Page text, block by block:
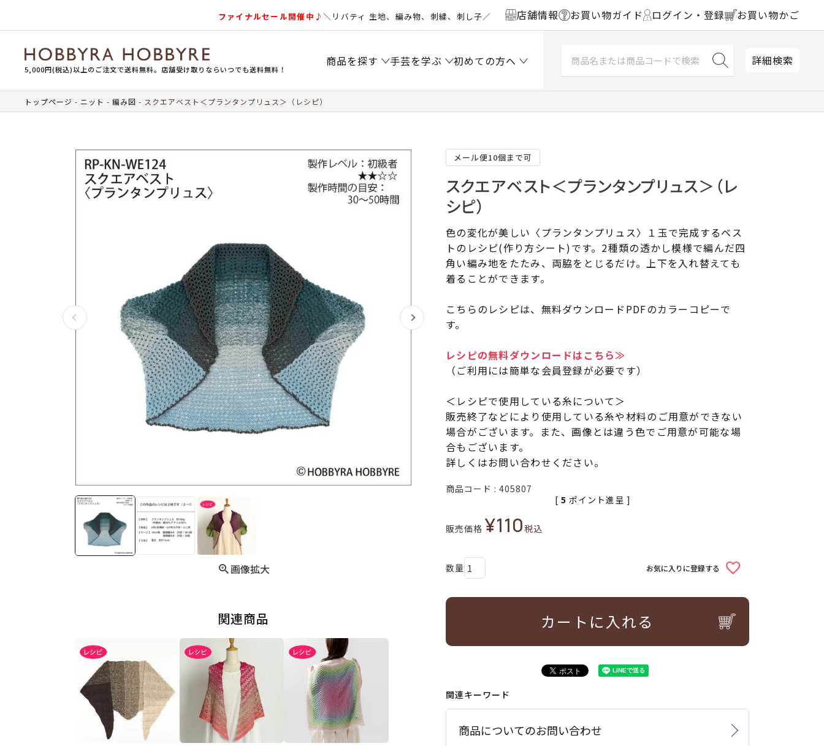
ファイナルセール開催中♪＼リバティ 生地、編み物、刺繍、刺し子／ 店舗情報 お買い物ガイド ログイン・登録 お買い物かご
5,000円(税込)以上のご注文で送料無料。店舗受け取りならいつでも送料無料！
商品を探す 手芸を学ぶ 初めての方へ 詳細検索
トップページ ニット 編み図 スクエアベスト＜プランタンプリュス＞（レシピ）
画像拡大
関連商品
メール便10個まで可
スクエアベスト＜プランタンプリュス＞（レ
シピ）
色の変化が美しい〈プランタンプリュス〉１玉で完成するベス
トのレシピ(作り方シート)です。2種類の透かし模様で編んだ四
角い編み地をたたみ、両脇をとじるだけ。上下を入れ替えても
着ることができます。
こちらのレシピは、無料ダウンロードPDFのカラーコピーで
す。
レシピの無料ダウンロードはこちら≫
（ご利用には簡単な会員登録が必要です）
＜レシピで使用している糸について＞
販売終了などにより使用している糸や材料のご用意ができない
場合がございます。また、画像とは違う色でご用意が可能な場
合もございます。
詳しくはお問い合わせください。
商品コード 405807
販売価格 ¥110税込
[ 5 ポイント進呈 ]
お気に入りに登録する
カートに入れる
関連キーワード
商品についてのお問い合わせ